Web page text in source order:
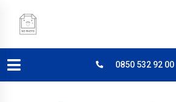
0850 532 92 00